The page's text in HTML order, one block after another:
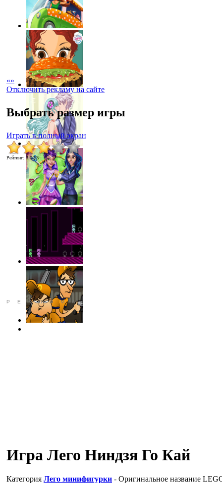
«»
Отключить рекламу на сайте
Выбрать размер игры
Играть в полный экран
Рейтинг: 3.0/13
РЕКЛАМА
Игра Лего Ниндзя Го Кай
Категория Лего минифигурки - Оригинальное название